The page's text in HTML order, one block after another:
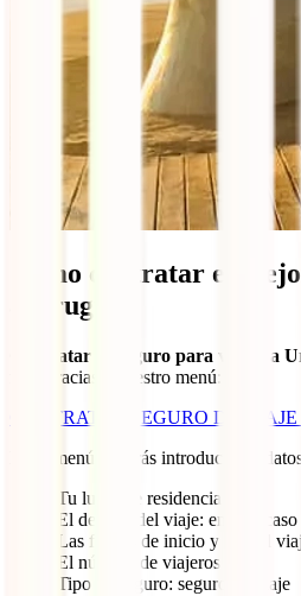
Cómo contratar el
a Uruguay
Contratar tu seguro para viajar a
fácil gracias a nuestro menú:
CONTRATAR SEGURO DE
En el menú deberás introducir los
Tu lugar de residencia
El destino del viaje: en este
Las fechas de inicio y fin del viaje
El número de viajeros
Tipo de seguro: seguro de viaje